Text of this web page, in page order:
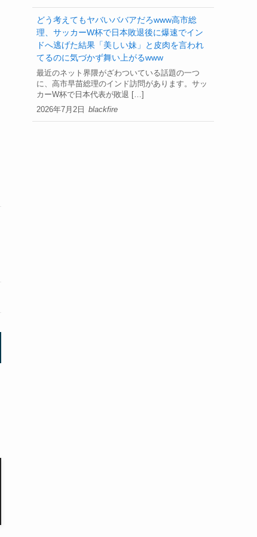
どう考えてもヤバいババアだろwww高市総
理、サッカーW杯で日本敗退後に爆速でイン
ドへ逃げた結果「美しい妹」と皮肉を言われ
てるのに気づかず舞い上がるwww
2026年7月2日
最近のネット界隈がざわついている話題の一つ
に、高市早苗総理のインド訪問があります。サッ
カーW杯で日本代表が敗退 […]
blackfire